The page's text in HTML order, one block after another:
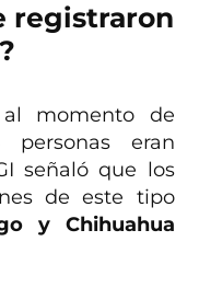
registraron
momento de
personas eran
señaló que los
de este tipo
y Chihuahua